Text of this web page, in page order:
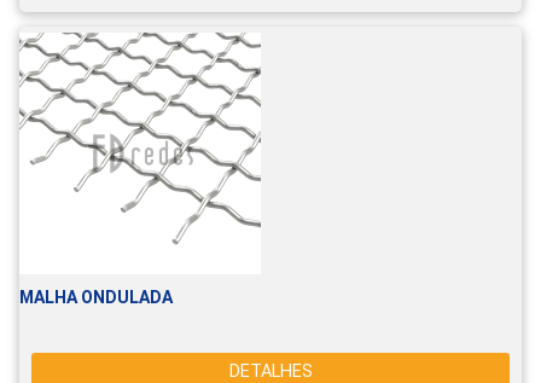
MALHA ONDULADA
DETALHES